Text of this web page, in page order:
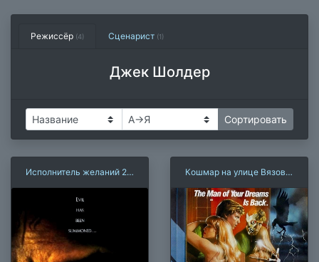
Режиссёр (4) Сценарист (1)
Джек Шолдер
Исполнитель желаний 2:
Кошмар на улице Вязов